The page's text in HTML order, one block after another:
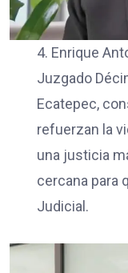
4. Enrique
Juzgado
Ecatepec,
refuerzan la
una justicia
cercana para
Judicial.